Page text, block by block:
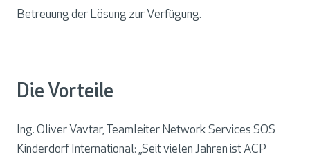
Betreuung der Lösung zur Verfügung.
Die Vorteile
Ing. Oliver Vavtar, Teamleiter Network Services SOS
Kinderdorf International: „Seit vielen Jahren ist ACP